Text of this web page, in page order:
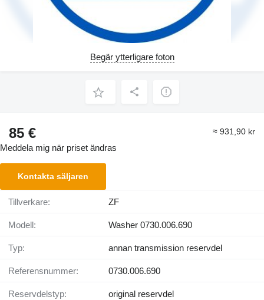
Begär ytterligare foton
85 € ≈ 931,90 kr
Meddela mig när priset ändras
Kontakta säljaren
Tillverkare: ZF
Modell: Washer 0730.006.690
Typ: annan transmission reservdel
Referensnummer: 0730.006.690
Reservdelstyp: original reservdel